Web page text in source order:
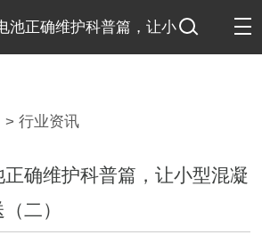
池正确维护科普篇，让小
> 行业资讯
确维护科普篇，让小型混凝
二）